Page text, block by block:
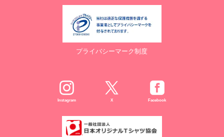
７. 個人情報の提供の任意性と提供されない場合に起こりうる影響
８. Cookie（クッキー）等の利用について
当社のウェブサイトでは、お客様に適したサービスや情報、広告等
を提供する目的のため、Cookie（クッキー）及びそれに類する技
プライバシーマーク制度
Instagram X Facebook